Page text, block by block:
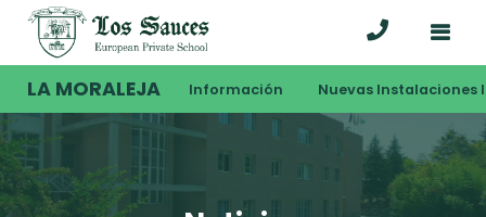
LA MORALEJA Información Nuevas Instalaciones